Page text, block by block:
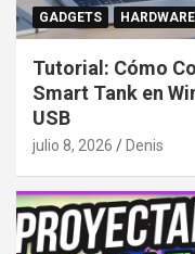
GADGETS HARDWARE
Tutorial: Cómo
Smart Tank en
USB
julio 8, 2026 Denis